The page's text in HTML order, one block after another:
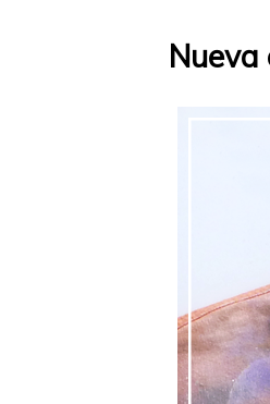
Nueva